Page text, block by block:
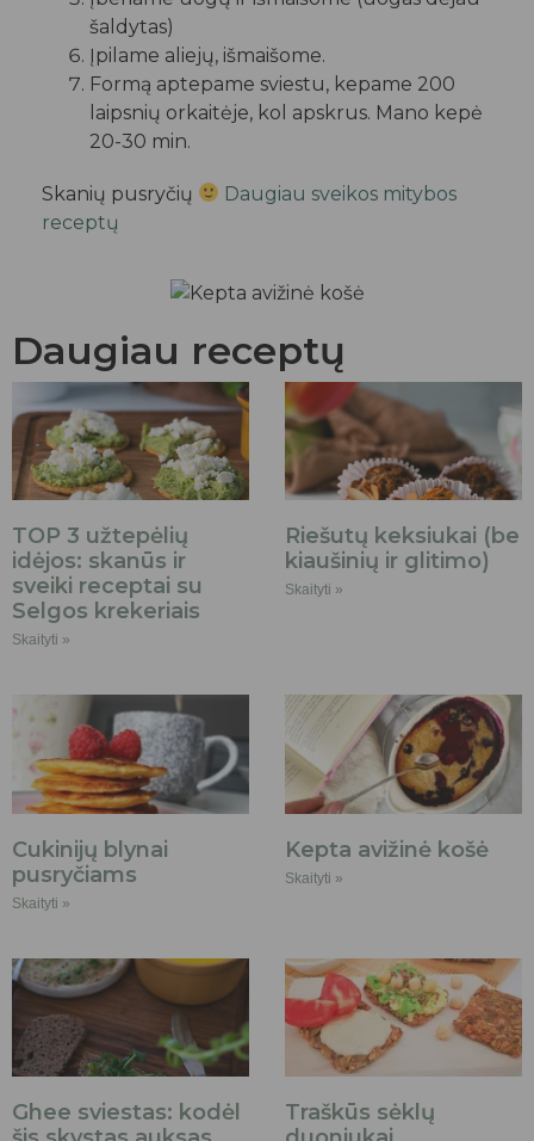
šaldytas)
Įpilame aliejų, išmaišome.
Formą aptepame sviestu, kepame 200
laipsnių orkaitėje, kol apskrus. Mano kepė
20-30 min.
Skanių pusryčių
Daugiau sveikos mitybos
receptų
Daugiau receptų
TOP 3 užtepėlių
idėjos: skanūs ir
sveiki receptai su
Selgos krekeriais
Skaityti »
Riešutų keksiukai (be
kiaušinių ir glitimo)
Skaityti »
Cukinijų blynai
pusryčiams
Skaityti »
Kepta avižinė košė
Skaityti »
Ghee sviestas: kodėl
Traškūs sėklų